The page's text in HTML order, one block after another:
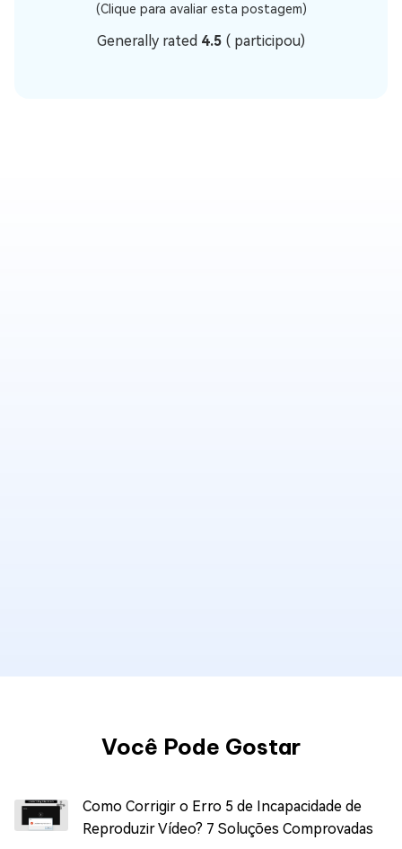
(Clique para avaliar esta postagem)
Generally rated 4.5 ( participou)
Você Pode Gostar
Como Corrigir o Erro 5 de Incapacidade de
Reproduzir Vídeo? 7 Soluções Comprovadas